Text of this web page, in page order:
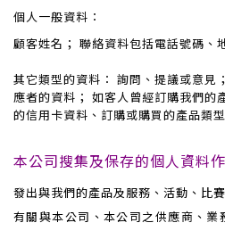
個人一般資料：
顧客姓名； 聯絡資料包括電話號碼、
其它類型的資料： 詢問、提議或意見
應者的資料； 如客人曾經訂購我們的
的信用卡資料、訂購或購買的產品類
本公司搜集及保存的個人資料
發出與我們的產品及服務、活動、比
有關與本公司、本公司之供應商、